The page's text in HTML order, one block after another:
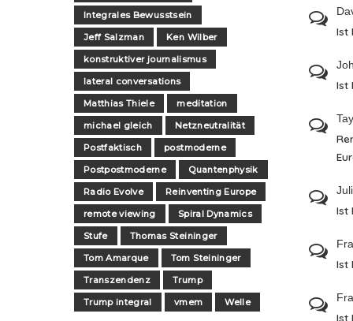
Integrales Bewusstsein
Jeff Salzman
Ken Wilber
konstruktiver journalismus
lateral conversations
Matthias Thiele
meditation
michael gleich
Netzneutralität
Postfaktisch
postmoderne
Postpostmoderne
Quantenphysik
Radio Evolve
Reinventing Europe
remote viewing
Spiral Dynamics
Stufe
Thomas Steininger
Tom Amarque
Tom Steininger
Transzendenz
Trump
Trump integral
vmem Welle
Ist
Ist
Ist
Ist
Ist